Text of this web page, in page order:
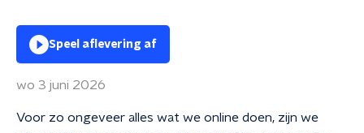
Speel aflevering af
wo 3 juni 2026
Voor zo ongeveer alles wat we online doen, zijn we